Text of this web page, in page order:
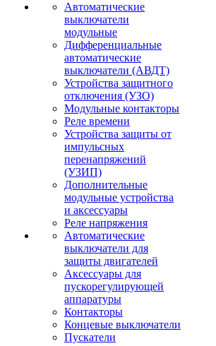
Автоматические
выключатели
модульные
Дифференциальные
автоматические
выключатели (АВДТ)
Устройства защитного
отключения (УЗО)
Модульные контакторы
Реле времени
Устройства защиты от
импульсных
перенапряжений
(УЗИП)
Дополнительные
модульные устройства
и аксессуары
Реле напряжения
Автоматические
выключатели для
защиты двигателей
Аксессуары для
пускорегулирующей
аппаратуры
Контакторы
Концевые выключатели
Пускатели